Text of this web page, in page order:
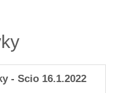
- Scio 16.1.2022